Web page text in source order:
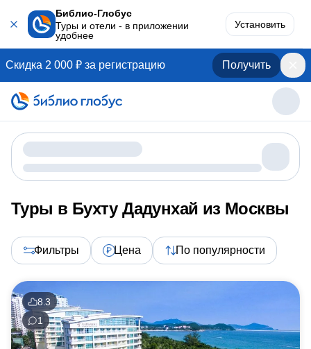
Библио-Глобус
Туры и отели - в приложении
удобнее
Установить
Скидка 2 000 ₽ за регистрацию Получить
Туры в Бухту Дадунхай из Москвы
Фильтры Цена По популярности
8.3
1